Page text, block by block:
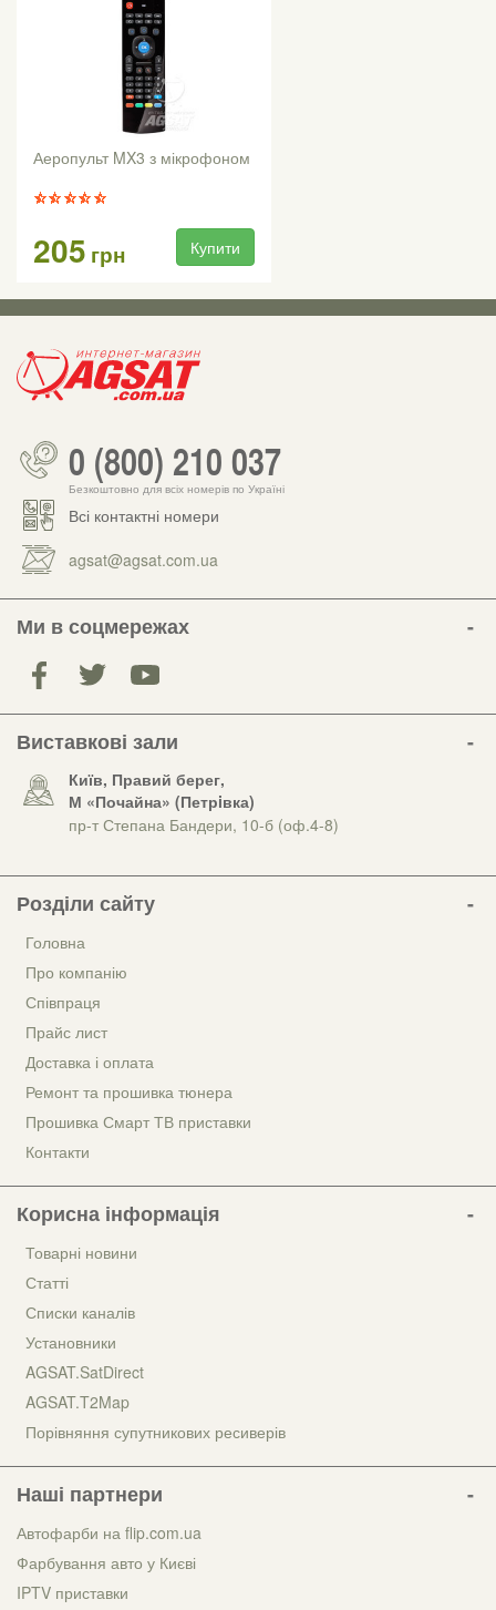
Аеропульт MX3 з мікрофоном
205 грн Купити
0 (800) 210 037
Безкоштовно для всіх номерів по Україні
Всі контактні номери
agsat@agsat.com.ua
Ми в соцмережах
Виставкові зали
Київ, Правий берег,
М «Почайна» (Петрiвка)
пр-т Степана Бандери, 10-б (оф.4-8)
Розділи сайту
Головна
Про компанію
Співпраця
Прайс лист
Доставка і оплата
Ремонт та прошивка тюнера
Прошивка Смарт ТВ приставки
Контакти
Корисна інформація
Товарні новини
Статті
Списки каналів
Установники
AGSAT.SatDirect
AGSAT.T2Map
Порівняння супутникових ресиверів
Наші партнери
Автофарби на flip.com.ua
Фарбування авто у Києві
IPTV приставки